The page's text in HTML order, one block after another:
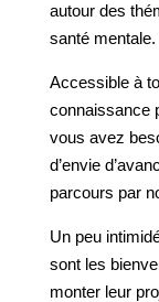
autour des
santé mentale.
Accessible à
connaissance
vous avez
d’envie
parcours par
Un peu
sont les
monter leur